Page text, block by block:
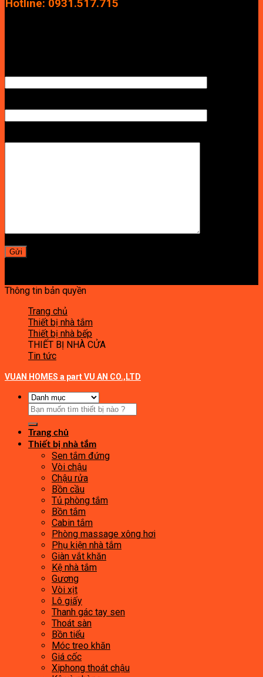
Hotline: 0931.517.715
Thông tin bản quyền
Trang chủ
Thiết bị nhà tắm
Thiết bị nhà bếp
THIẾT BỊ NHÀ CỬA
Tin tức
VUAN HOMES a part VU AN CO.,LTD
Tìm
kiếm:
Trang chủ
Thiết bị nhà tắm
Sen tắm đứng
Vòi chậu
Chậu rửa
Bồn cầu
Tủ phòng tắm
Bồn tắm
Cabin tắm
Phòng massage xông hơi
Phụ kiện nhà tắm
Giàn vắt khăn
Kệ nhà tắm
Gương
Vòi xịt
Lô giấy
Thanh gác tay sen
Thoát sàn
Bồn tiểu
Móc treo khăn
Giá cốc
Xiphong thoát chậu